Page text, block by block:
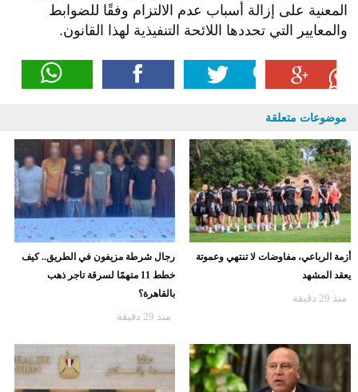
المعنية على إزالة أسباب عدم الالتزام وفقًا للضوابط
والمعايير التي تحددها اللائحة التنفيذية لهذا القانون.
موضوعات متعلقة
أزمة الرباعي، مفاوضات لا تنتهي وعموتة
يعقد المشهد
منذ 29 دقيقة
رجال شرطة مزيفون في الطريق.. كيف
خطط 11 متهمًا لسرقة تاجر ذهب
بالقاهرة؟
منذ 29 دقيقة